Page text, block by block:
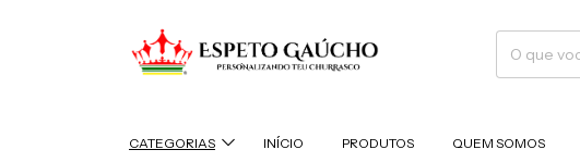
CATEGORIAS INÍCIO PRODUTOS QUEM SOMOS